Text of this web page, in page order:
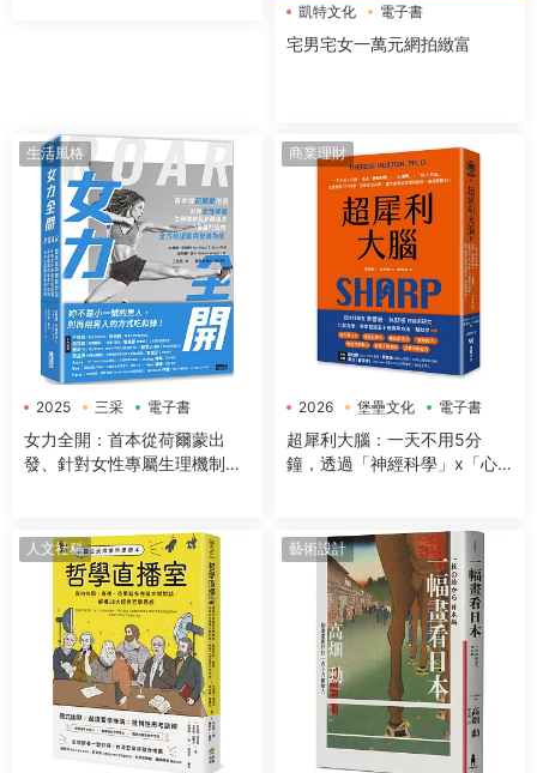
凱特文化 電子書
宅男宅女一萬元網拍緻富
生活風格
2025 三采 電子書
女力全開：首本從荷爾蒙出
發、針對女性專屬生理機制與
商業理財
2026 堡壘文化 電子書
超犀利大腦：一天不用5分
鐘，透過「神經科學」x「心
讓大腦潛能發揮到極緻，變得
超犀利！
人文社科 藝術設計